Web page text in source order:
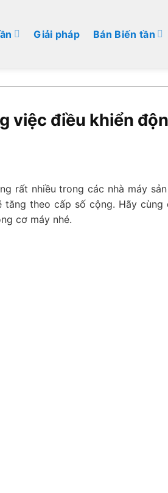
Giải pháp Bán Biến tần
việc điều khiển
rất nhiều trong các nhà máy
theo cấp số cộng. Hãy
cơ máy nhé.